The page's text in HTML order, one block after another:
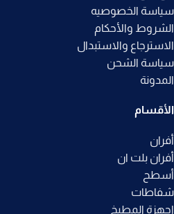
سياسة الخصوصيه
الشروط والأحكام
الاسترجاع والاستبدال
سياسة الشحن
المدونة
الأقسام
أفران
أفران بلت ان
أسطح
شفاطات
اجهزة المطبخ